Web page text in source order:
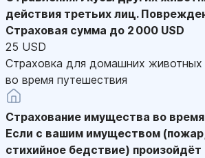
действия третьих лиц.
Страховая сумма до 2 000 USD
25 USD
Страховка для домашних животных
во время путешествия
Страхование имущества во
Если с вашим имуществом
стихийное бедствие) произойдёт